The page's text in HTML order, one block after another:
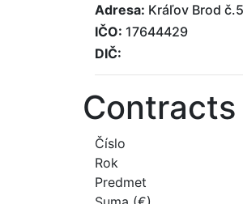
Adresa: Kráľov Brod
IČO: 17644429
DIČ:
Contracts
Číslo
Rok
Predmet